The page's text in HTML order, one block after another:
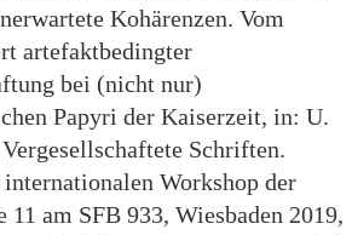
Kohärenzen. Vom
artefaktbedingter
bei (nicht nur)
Papyri der Kaiserzeit, in: U.
Schriften.
Workshop der
11 am SFB 933, Wiesbaden 2019,